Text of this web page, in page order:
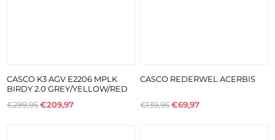
CASCO K3 AGV E2206 MPLK
BIRDY 2.0 GREY/YELLOW/RED
€299,95€209,97
CASCO REDERWEL ACERBIS
€139,95€69,97